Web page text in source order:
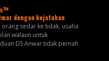
dengan kejatuhan
orang sedar ke tidak, usaha
walaun untuk
DS Anwar tidak pernah